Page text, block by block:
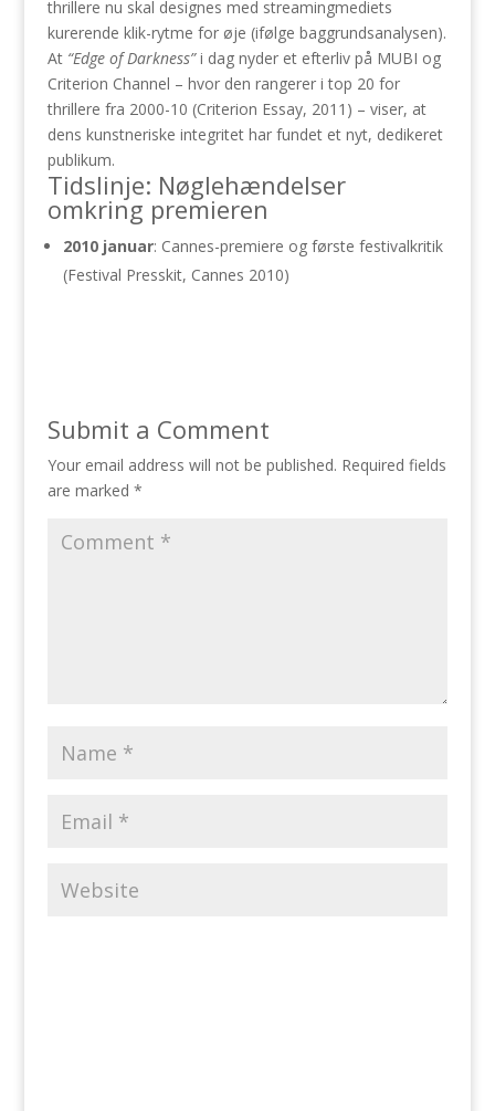
thrillere nu skal designes med streamingmediets
kurerende klik-rytme for øje (ifølge baggrundsanalysen).
At “Edge of Darkness”i dag nyder et efterliv på MUBI og
Criterion Channel – hvor den rangerer i top 20 for
thrillere fra 2000-10 (Criterion Essay, 2011) – viser, at
dens kunstneriske integritet har fundet et nyt, dedikeret
publikum.
Tidslinje: Nøglehændelser
omkring premieren
2010 januar: Cannes-premiere og første festivalkritik
(Festival Presskit, Cannes 2010)
Submit a Comment
Your email address will not be published. Required fields
are marked *